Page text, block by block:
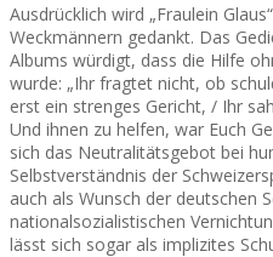
Ausdrücklich wird „Fraulein
Weckmännern gedankt. Das
Albums würdigt, dass die Hilfe
wurde: „Ihr fragtet nicht, ob
erst ein strenges Gericht, / Ihr
Und ihnen zu helfen, war Euch
sich das Neutralitätsgebot bei
Selbstverständnis der
auch als Wunsch der deutschen
nationalsozialistischen
lässt sich sogar als implizites